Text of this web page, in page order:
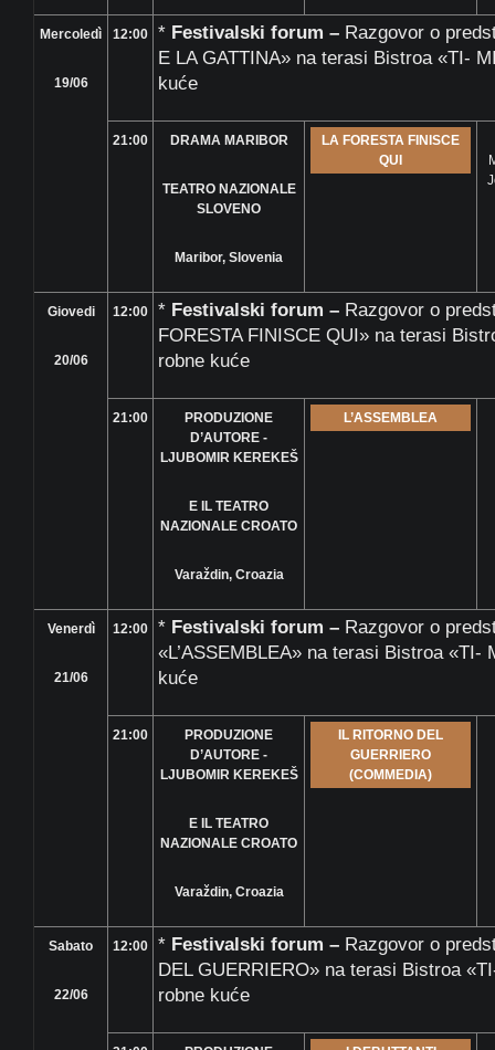
Mercoledì
19/06
12:00 * Festivalski forum – Razgovor o
E LA GATTINA» na terasi Bistroa «TI-
kuće
21:00 DRAMA MARIBOR
TEATRO NAZIONALE
SLOVENO
Maribor, Slovenia
LA FORESTA FINISCE
QUI
Giovedi
20/06
12:00 * Festivalski forum – Razgovor o
FORESTA FINISCE QUI» na terasi
robne kuće
21:00
PRODUZIONE
D’AUTORE -
LJUBOMIR KEREKEŠ
E IL TEATRO
NAZIONALE CROATO
Varaždin, Croazia
L’ASSEMBLEA
Venerdì
21/06
12:00 * Festivalski forum – Razgovor o
«L’ASSEMBLEA» na terasi Bistroa «TI-
kuće
21:00
PRODUZIONE
D’AUTORE -
LJUBOMIR KEREKEŠ
E IL TEATRO
NAZIONALE CROATO
Varaždin, Croazia
IL RITORNO DEL
GUERRIERO
(COMMEDIA)
Sabato
22/06
12:00 * Festivalski forum – Razgovor o
DEL GUERRIERO» na terasi Bistroa
robne kuće